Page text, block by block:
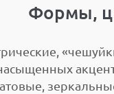
Формы,